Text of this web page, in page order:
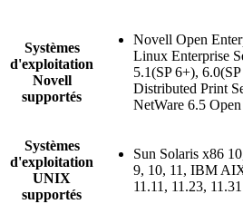
Systèmes
d'exploitation
Novell
supportés
Novell Open
Linux Enterprise
5.1(SP 6+),
Distributed Print
NetWare 6.5
Systèmes
d'exploitation
UNIX
supportés
Sun Solaris x86
9, 10, 11, IBM
11.11, 11.23, 11.31